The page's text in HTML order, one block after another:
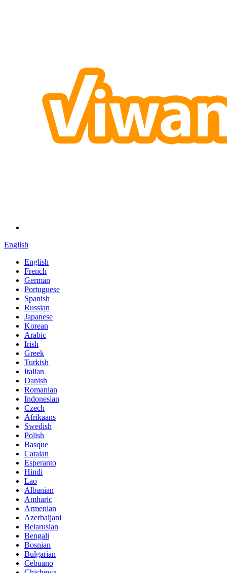
English
English
French
German
Portuguese
Spanish
Russian
Japanese
Korean
Arabic
Irish
Greek
Turkish
Italian
Danish
Romanian
Indonesian
Czech
Afrikaans
Swedish
Polish
Basque
Catalan
Esperanto
Hindi
Lao
Albanian
Amharic
Armenian
Azerbaijani
Belarusian
Bengali
Bosnian
Bulgarian
Cebuano